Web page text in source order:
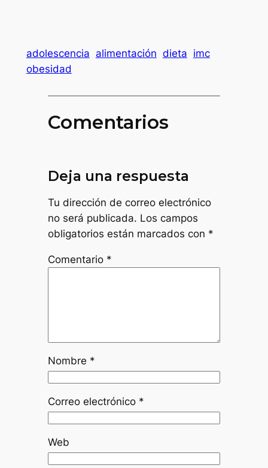
adolescencia alimentación dieta imc
obesidad
Comentarios
Deja una respuesta
Tu dirección de correo electrónico
no será publicada. Los campos
obligatorios están marcados con *
Comentario *
Nombre *
Correo electrónico *
Web